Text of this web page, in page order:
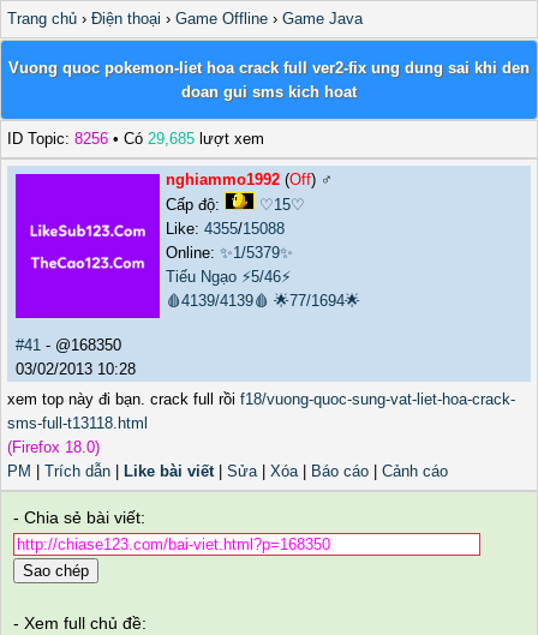
Trang chủ › Điện thoại › Game Offline › Game Java
Vuong quoc pokemon-liet hoa crack full ver2-fix ung dung sai khi den
doan gui sms kich hoat
ID Topic: 8256 • Có 29,685 lượt xem
nghiammo1992 (Off) ♂️
Cấp độ:
♡15♡
Like: 4355/15088
Online: ✨1/5379✨
Tiếu Ngạo ⚡5/46⚡
🩸4139/4139🩸 🌟77/1694🌟
#41 - @168350
03/02/2013 10:28
xem top này đi bạn. crack full rồi f18/vuong-quoc-sung-vat-liet-hoa-crack-
sms-full-t13118.html
(Firefox 18.0)
PM
Trích dẫn Like bài viết| Sửa| Xóa| Báo cáo Cảnh cáo
- Chia sẻ bài viết:
Sao chép
- Xem full chủ đề: